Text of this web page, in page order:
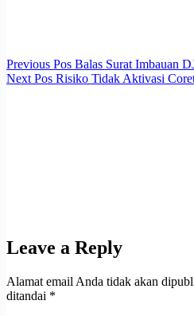
Previous Pos Balas Surat Imbauan
NextPos Risiko Tidak Aktivasi
Leave a Reply
Alamat email Anda tidak akan
ditandai *